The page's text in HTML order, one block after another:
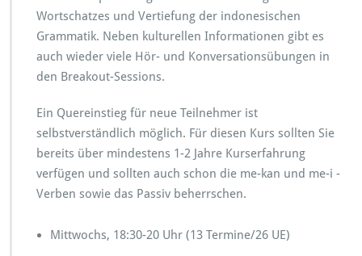
Wortschatzes und Vertiefung der indonesischen
Grammatik. Neben kulturellen Informationen gibt es
auch wieder viele Hör- und Konversationsübungen in
den Breakout-Sessions.
Ein Quereinstieg für neue Teilnehmer ist
selbstverständlich möglich. Für diesen Kurs sollten Sie
bereits über mindestens 1-2 Jahre Kurserfahrung
verfügen und sollten auch schon die me-kan und me-i -
Verben sowie das Passiv beherrschen.
Mittwochs, 18:30-20 Uhr (13 Termine/26 UE)